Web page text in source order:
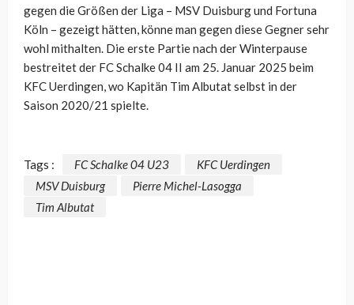
gegen die Größen der Liga – MSV Duisburg und Fortuna
Köln – gezeigt hätten, könne man gegen diese Gegner sehr
wohl mithalten. Die erste Partie nach der Winterpause
bestreitet der FC Schalke 04 II am 25. Januar 2025 beim
KFC Uerdingen, wo Kapitän Tim Albutat selbst in der
Saison 2020/21 spielte.
Tags : FC Schalke 04 U23
KFC Uerdingen
MSV Duisburg
Pierre Michel-Lasogga
Tim Albutat